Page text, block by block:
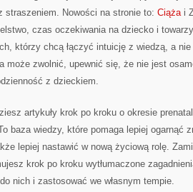
straszeniem. Nowości na stronie to: Ciążai
czas oczekiwania na dziecko i
którzy chcą łączyć intuicję z wiedzą, a
może zwolnić, upewnić się, że nie jest
z dzieckiem.
artykuły krok po kroku o okresie
baza wiedzy, które pomaga lepiej ogarnąć
lepiej nastawić w nową życiową rolę.
krok po kroku wytłumaczone
nich i zastosować we własnym tempie.